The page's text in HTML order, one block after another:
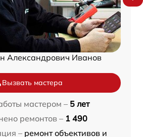
Александрович Иванов
Вызвать мастера
мастером – 5 лет
ремонтов – 1 490
– ремонт объективов и